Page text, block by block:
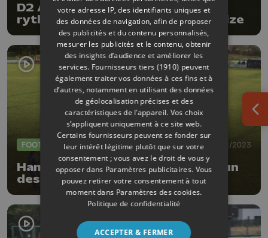
D2 ACFF : Warnant retrouve le
rythme en s'imposant face à Tubize
FOOTBALL 30/08/2023
Hamoir n'a pas démérité face à l'un
des favoris !
votre adresse IP, des identifiants uniques et
des données de navigation, afin de proposer
des publicités et du contenu personnalisés,
mesurer les publicités et le contenu, obtenir
des insights d’audience et améliorer les
services. Fournisseurs tiers (1910) peuvent
également traiter vos données à ces fins et à
d’autres, notamment en utilisant des données
de géolocalisation précises et des
caractéristiques de l’appareil. Vos choix
s’appliquent uniquement à ce site web.
Certains fournisseurs peuvent se fonder sur
leur intérêt légitime plutôt que sur votre
consentement ; vous avez le droit de vous y
opposer dans Paramètres publicitaires. Vous
pouvez retirer votre consentement à tout
moment dans Paramètres des cookies.
Politique de confidentialité
ACCEPTER & FERMER